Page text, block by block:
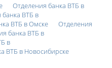
Отделения банка ВТБ в
ВТБ в
ВТБ в Омске
Отделения
банка ВТБ в
в
ВТБ в Новосибирске